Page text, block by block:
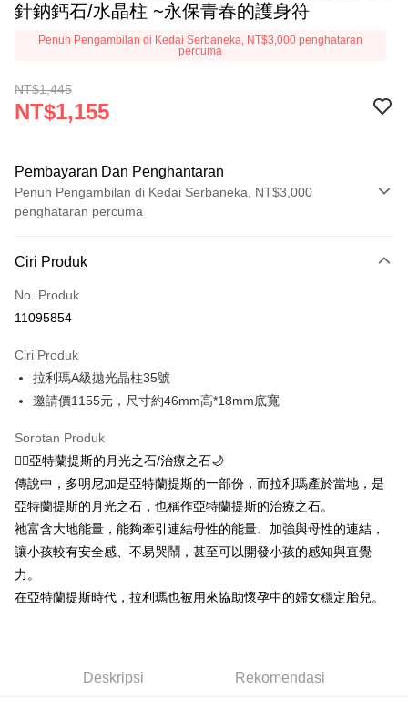
針鈉鈣石/水晶柱 ~永保青春的護身符
Penuh Pengambilan di Kedai Serbaneka, NT$3,000 penghataran
percuma
NT$1,445
NT$1,155
Pembayaran Dan Penghantaran
Penuh Pengambilan di Kedai Serbaneka, NT$3,000
penghataran percuma
Kad Kredit (Bayaran Penuh)
Pengambilan di Kedai Serbaneka
Apple Pay
JKOPAY
Easy Wallet
Pemindahan ATM
Pilihan Penghantaran
NT$80/pesanan | Penghantaran percuma untuk pesanan
NT$3,000 atau lebih
NT$3,000 atau lebih
Ciri Produk
No. Produk
11095854
Ciri Produk
拉利瑪A級拋光晶柱35號
邀請價1155元，尺寸約46mm高*18mm底寬
Sorotan Produk
🧜‍♀️亞特蘭提斯的月光之石/治療之石🌙
傳說中，多明尼加是亞特蘭提斯的一部份，而拉利瑪產於當地，是
亞特蘭提斯的月光之石，也稱作亞特蘭提斯的治療之石。
祂富含大地能量，能夠牽引連結母性的能量、加強與母性的連結，
讓小孩較有安全感、不易哭鬧，甚至可以開發小孩的感知與直覺
力。
在亞特蘭提斯時代，拉利瑪也被用來協助懷孕中的婦女穩定胎兒。
Deskripsi Rekomendasi